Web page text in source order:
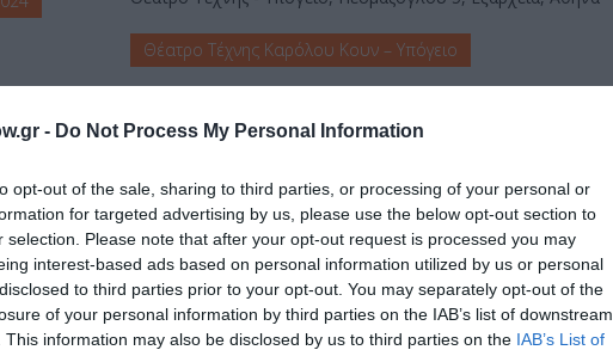
- Do Not Process My Personal Information
opt-out of the sale, sharing to third parties, or processing of your personal or
for targeted advertising by us, please use the below opt-out section to
selection. Please note that after your opt-out request is processed you may
interest-based ads based on personal information utilized by us or personal
to third parties prior to your opt-out. You may separately opt-out of the
of your personal information by third parties on the IAB’s list of downstream
This information may also be disclosed by us to third parties on the IAB’s List of
Θέατρο Τέχνης Καρόλου Κουν – Υπόγειο
πρώτοι όλες τις ειδήσεις